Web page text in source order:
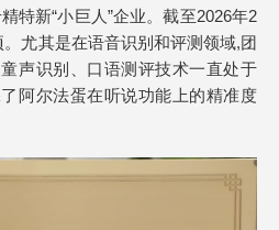
特新“小巨人”企业。截至2026年2
尤其是在语音识别和评测领域,团
声识别、口语测评技术一直处于
阿尔法蛋在听说功能上的精准度